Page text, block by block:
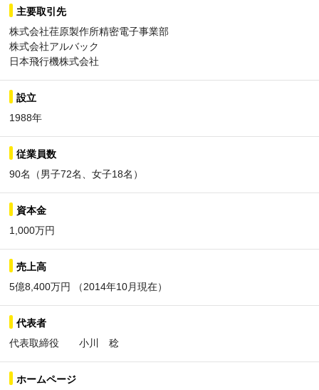
主要取引先
株式会社荏原製作所精密電子事業部
株式会社アルバック
日本飛行機株式会社
設立
1988年
従業員数
90名（男子72名、女子18名）
資本金
1,000万円
売上高
5億8,400万円 （2014年10月現在）
代表者
代表取締役 小川 稔
ホームページ